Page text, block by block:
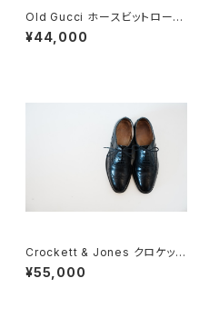
Old Gucci ホースビットローフ
ァー 34C BK
¥44,000
Crockett & Jones クロケット
&ジョーンズ Canterbury 5E
¥55,000